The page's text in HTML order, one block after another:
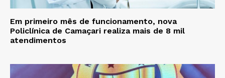
Em primeiro mês de funcionamento, nova
Policlínica de Camaçari realiza mais de 8 mil
atendimentos